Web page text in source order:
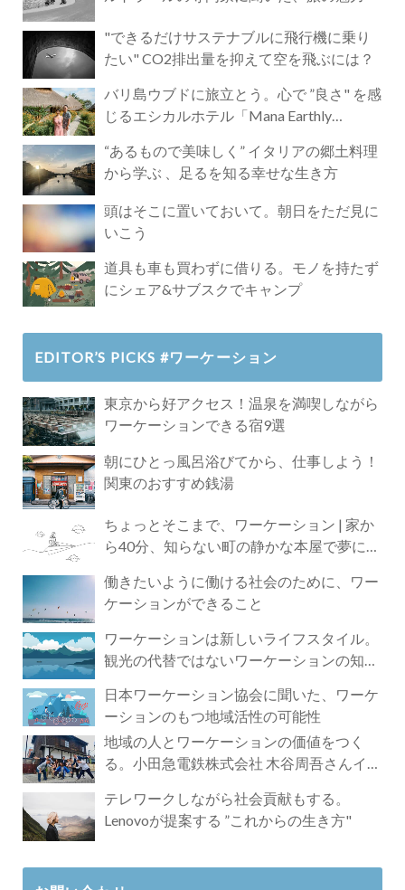
"できるだけサステナブルに飛行機に乗り
たい" CO2排出量を抑えて空を飛ぶには？
バリ島ウブドに旅立とう。心で ”良さ" を感
じるエシカルホテル「Mana Earthly
“あるもので美味しく” イタリアの郷土料理
から学ぶ 、足るを知る幸せな生き方
頭はそこに置いておいて。朝日をただ見に
いこう
道具も車も買わずに借りる。モノを持たず
にシェア&サブスクでキャンプ
EDITOR’S PICKS #ワーケーション
東京から好アクセス！温泉を満喫しながら
ワーケーションできる宿9選
朝にひとっ風呂浴びてから、仕事しよう！
関東のおすすめ銭湯
ちょっとそこまで、ワーケーション | 家か
ら40分、知らない町の静かな本屋で夢に近
働きたいように働ける社会のために、ワー
ケーションができること
ワーケーションは新しいライフスタイル。
観光の代替ではないワーケーションの知ら
日本ワーケーション協会に聞いた、ワーケ
ーションのもつ地域活性の可能性
地域の人とワーケーションの価値をつく
る。小田急電鉄株式会社 木谷周吾さんイン
テレワークしながら社会貢献もする。
Lenovoが提案する ”これからの生き方"